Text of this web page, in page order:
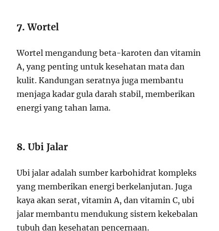
7.Wortel
Wortel mengandung beta-karoten dan vitamin
A, yang penting untuk kesehatan mata dan
kulit. Kandungan seratnya juga membantu
menjaga kadar gula darah stabil, memberikan
energi yang tahan lama.
8.Ubi Jalar
Ubi jalar adalah sumber karbohidrat kompleks
yang memberikan energi berkelanjutan. Juga
kaya akan serat, vitamin A, dan vitamin C, ubi
jalar membantu mendukung sistem kekebalan
tubuh dan kesehatan pencernaan.